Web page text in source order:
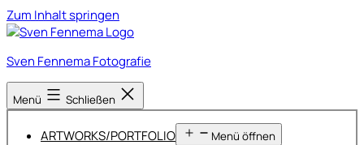
Zum Inhalt springen
Sven Fennema Fotografie
Menü Schließen
ARTWORKS/PORTFOLIO Menü öffnen